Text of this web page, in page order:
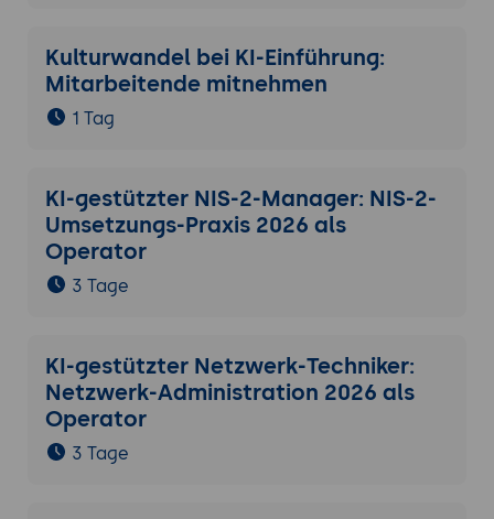
Kulturwandel bei KI-Einführung:
Mitarbeitende mitnehmen
1 Tag
KI-gestützter NIS-2-Manager: NIS-2-
Umsetzungs-Praxis 2026 als
Operator
3 Tage
KI-gestützter Netzwerk-Techniker:
Netzwerk-Administration 2026 als
Operator
3 Tage